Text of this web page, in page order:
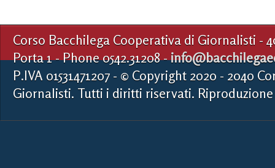
Corso Bacchilega Cooperativa di Giornalisti -
Porta 1 - Phone 0542.31208 -
P.IVA 01531471207 - © Copyright 2020 - 2040
Giornalisti. Tutti i diritti riservati.